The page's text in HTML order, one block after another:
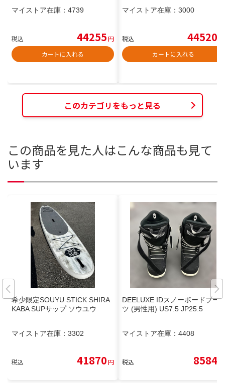
マイストア在庫： 4739
税込 44255円
カートに入れる
マイストア在庫： 3000
税込 44520
カートに入れる
このカテゴリをもっと見る
この商品を見た人はこんな商品も見て
います
希少限定SOUYU STICK SHIRA
KABA SUPサップ ソウユウ
マイストア在庫： 3302
税込 41870円
DEELUXE IDスノーボードブー
ツ (男性用) US7.5 JP25.5
マイストア在庫： 4408
税込 8584